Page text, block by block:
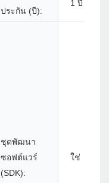
ประกัน (ปี):
1 ปี
ชุดพัฒนา
ซอฟต์แวร์
(SDK):
ใช่